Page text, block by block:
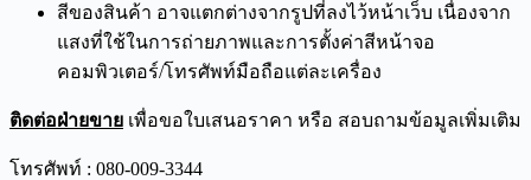
สีของสินค้า อาจแตกต่างจากรูปที่ลงไว้หน้าเว็บ เนื่องจาก
แสงที่ใช้ในการถ่ายภาพและการตั้งค่าสีหน้าจอ
คอมพิวเตอร์/โทรศัพท์มือถือแต่ละเครื่อง
ติดต่อฝ่ายขาย เพื่อขอใบเสนอราคา หรือ สอบถามข้อมูลเพิ่มเติม
โทรศัพท์ : 080-009-3344